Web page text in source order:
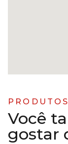
Você
gostar